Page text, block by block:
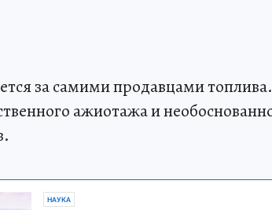
за самими продавцами
ажиотажа и
НАУКА